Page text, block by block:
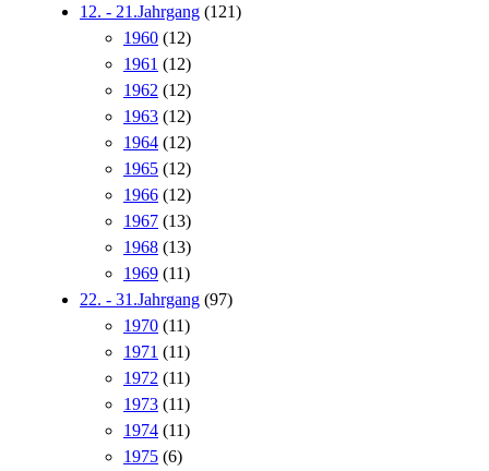
12. - 21.Jahrgang (121)
1960 (12)
1961 (12)
1962 (12)
1963 (12)
1964 (12)
1965 (12)
1966 (12)
1967 (13)
1968 (13)
1969 (11)
22. - 31.Jahrgang (97)
1970 (11)
1971 (11)
1972 (11)
1973 (11)
1974 (11)
1975 (6)